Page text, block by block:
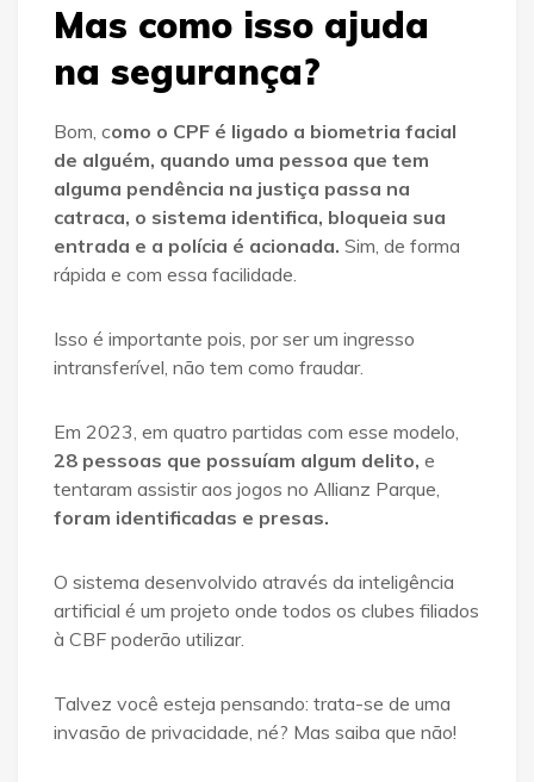
Mas como isso ajuda
na segurança?
Bom, como o CPF é ligado a biometria facial
de alguém, quando uma pessoa que tem
alguma pendência na justiça passa na
catraca, o sistema identifica, bloqueia sua
entrada e a polícia é acionada. Sim, de forma
rápida e com essa facilidade.
Isso é importante pois, por ser um ingresso
intransferível, não tem como fraudar.
Em 2023, em quatro partidas com esse modelo,
28 pessoas que possuíam algum delito, e
tentaram assistir aos jogos no Allianz Parque,
foram identificadas e presas.
O sistema desenvolvido através da inteligência
artificial é um projeto onde todos os clubes filiados
à CBF poderão utilizar.
Talvez você esteja pensando: trata-se de uma
invasão de privacidade, né? Mas saiba que não!